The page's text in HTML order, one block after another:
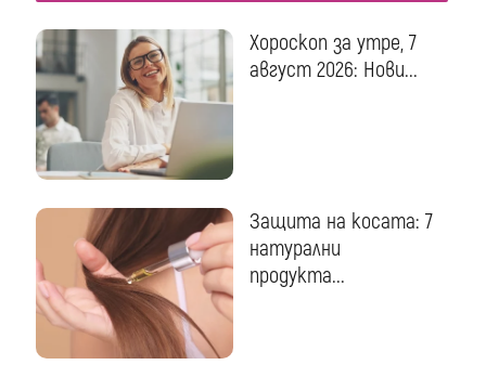
Хороскоп за утре, 7
август 2026: Нови...
Защита на косата: 7
натурални
продукта...